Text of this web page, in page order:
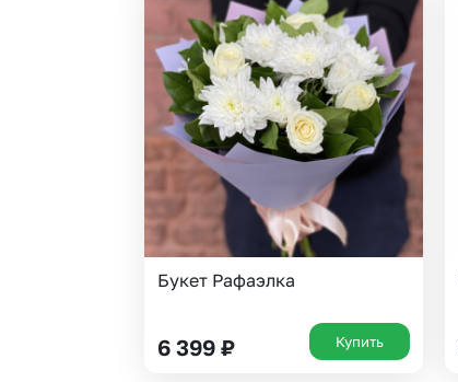
Букет Рафаэлка
6 399 ₽ Купить